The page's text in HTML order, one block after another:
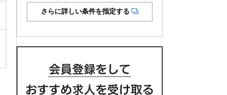
さらに詳しい条件を指定する